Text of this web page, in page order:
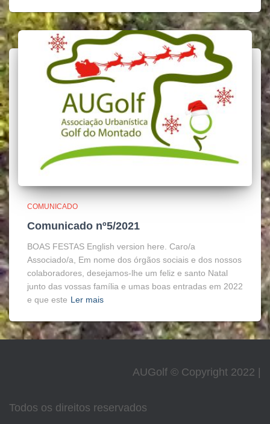
COMUNICADO
Comunicado nº5/2021
BOAS FESTAS English version here. Caro/a
Associado/a, Em nome dos órgãos sociais e dos nossos
colaboradores, desejamos-lhe um feliz e santo Natal
junto das vossas família e umas boas entradas em 2022
e que este Ler mais
AUGolf © Copyright 2022 |
Todos os direitos reservados